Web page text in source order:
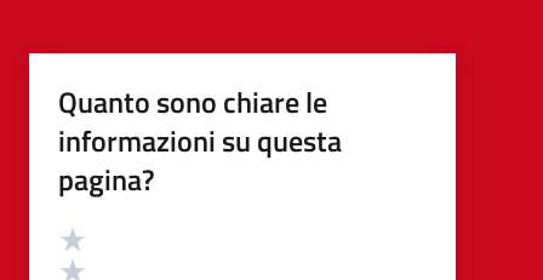
Quanto sono chiare le
informazioni su questa
pagina?
Valutazione